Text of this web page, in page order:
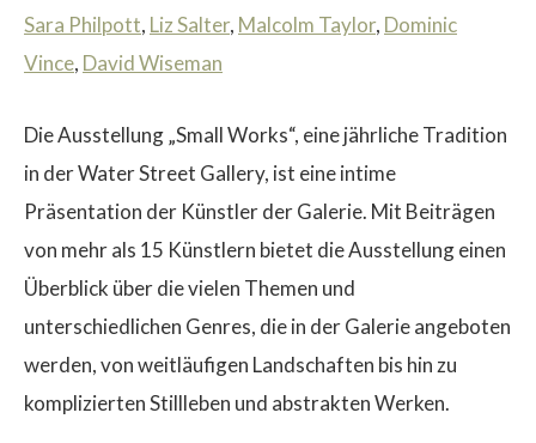
Sara Philpott, Liz Salter, Malcolm Taylor, Dominic
Vince, David Wiseman
Die Ausstellung „Small Works“, eine jährliche Tradition
in der Water Street Gallery, ist eine intime
Präsentation der Künstler der Galerie. Mit Beiträgen
von mehr als 15 Künstlern bietet die Ausstellung einen
Überblick über die vielen Themen und
unterschiedlichen Genres, die in der Galerie angeboten
werden, von weitläufigen Landschaften bis hin zu
komplizierten Stillleben und abstrakten Werken.